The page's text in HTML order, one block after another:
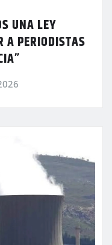
UNA LEY
A PERIODISTAS